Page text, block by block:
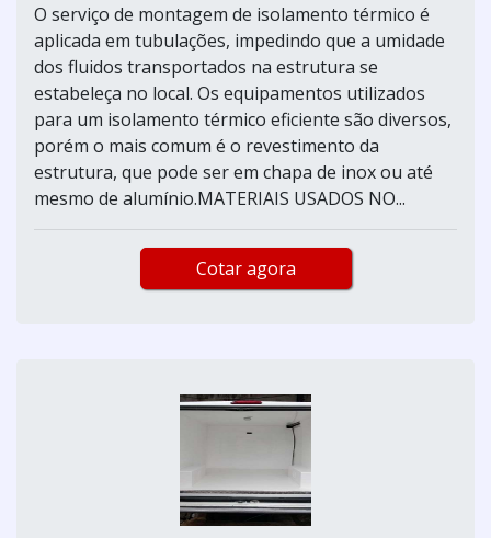
O serviço de montagem de isolamento térmico é
aplicada em tubulações, impedindo que a umidade
dos fluidos transportados na estrutura se
estabeleça no local. Os equipamentos utilizados
para um isolamento térmico eficiente são diversos,
porém o mais comum é o revestimento da
estrutura, que pode ser em chapa de inox ou até
mesmo de alumínio.MATERIAIS USADOS NO...
Cotar agora